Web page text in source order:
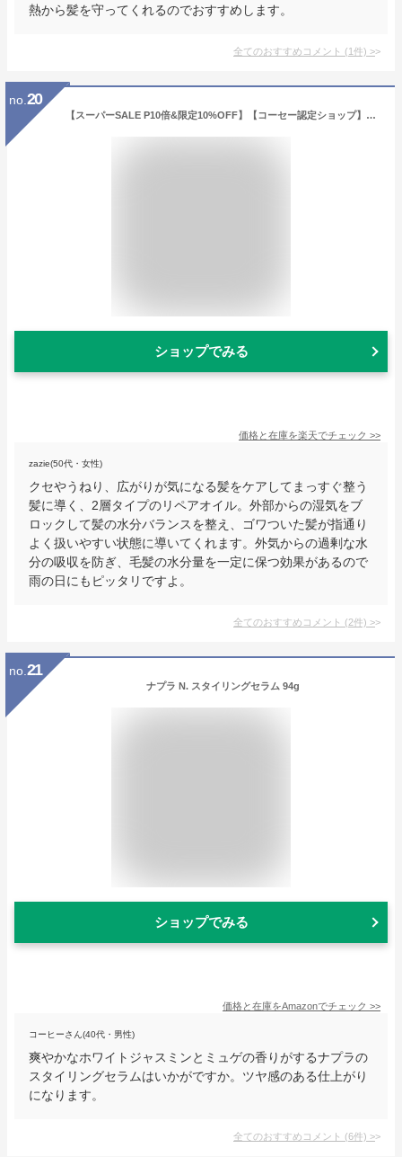
熱から髪を守ってくれるのでおすすめします。
全てのおすすめコメント (1件) >
no. 20
【スーパーSALE P10倍&限定10%OFF】【コーセー認定ショップ】スティーブンノル シェイク アンド ストレート ヘアプライマー 90ml コーセー
ショップでみる
価格と在庫を楽天でチェック >>
zazie(50代・女性)
クセやうねり、広がりが気になる髪をケアしてまっすぐ整う
髪に導く、2層タイプのリペアオイル。外部からの湿気をブ
ロックして髪の水分バランスを整え、ゴワついた髪が指通り
よく扱いやすい状態に導いてくれます。外気からの過剰な水
分の吸収を防ぎ、毛髪の水分量を一定に保つ効果があるので
雨の日にもピッタリですよ。
全てのおすすめコメント (2件) >
no. 21
ナプラ N. スタイリングセラム 94g
ショップでみる
価格と在庫をAmazonでチェック >>
コーヒーさん(40代・男性)
爽やかなホワイトジャスミンとミュゲの香りがするナプラの
スタイリングセラムはいかがですか。ツヤ感のある仕上がり
になります。
全てのおすすめコメント (6件) >